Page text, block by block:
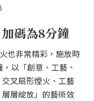
碼為8分鐘
也非常精彩，施放時
以「創意、工藝、
叉扇形煙火、工藝
層綻放」的藝術效